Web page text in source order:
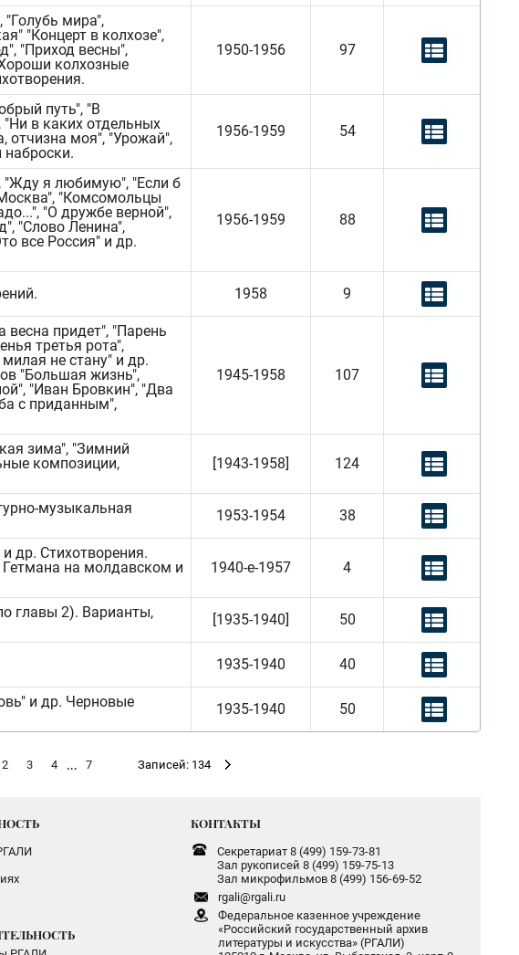
"Голубь мира",
"Концерт в колхозе",
"Приход весны",
колхозные
1950-1956 97
путь", "В
в каких отдельных
отчизна моя", "Урожай",
наброски.
1956-1959 54
"Жду я любимую", "Если б
"Комсомольцы
"О дружбе верной",
"Слово Ленина",
все Россия" и др.
1956-1959 88
1958 9
весна придет", "Парень
третья рота",
не стану" и др.
"Большая жизнь",
"Иван Бровкин", "Два
с приданным",
1945-1958 107
зима", "Зимний
композиции,
[1943-1958] 124
музыкальная
1953-1954 38
др. Стихотворения.
на молдавском и
1940-е-1957 4
главы 2). Варианты,
[1935-1940] 50
1935-1940 40
и др. Черновые
1935-1940 50
2 3 4 … 7 Записей: 134
КОНТАКТЫ
Секретариат 8 (499) 159-73-81
Зал рукописей 8 (499) 159-75-13
Зал микрофильмов 8 (499) 156-69-52
rgali@rgali.ru
Федеральное казенное учреждение
«Российский государственный архив
литературы и искусства» (РГАЛИ)